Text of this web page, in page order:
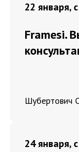
22 января,
Framesi.
Шубертович
24 января,